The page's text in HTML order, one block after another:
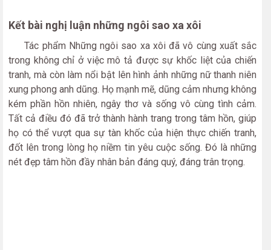
Kết bài nghị luận những ngôi sao xa xôi
Tác phẩm Những ngôi sao xa xôi đã vô cùng xuất sắc
trong không chỉ ở việc mô tả được sự khốc liệt của chiến
tranh, mà còn làm nổi bật lên hình ảnh những nữ thanh niên
xung phong anh dũng. Họ mạnh mẽ, dũng cảm nhưng không
kém phần hồn nhiên, ngây thơ và sống vô cùng tình cảm.
Tất cả điều đó đã trở thành hành trang trong tâm hồn, giúp
họ có thể vượt qua sự tàn khốc của hiện thực chiến tranh,
đốt lên trong lòng họ niềm tin yêu cuộc sống. Đó là những
nét đẹp tâm hồn đầy nhân bản đáng quý, đáng trân trọng.